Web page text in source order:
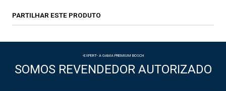
PARTILHAR ESTE PRODUTO
-EXPERT- A GAMA PREMIUM BOSCH
SOMOS REVENDEDOR AUTORIZADO